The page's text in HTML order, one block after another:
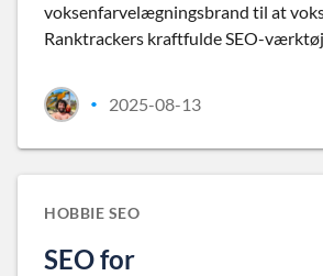
voksenfarvelægningsbrand til at
Ranktrackers kraftfulde SEO-
• 2025-08-13
HOBBIE SEO
SEO for